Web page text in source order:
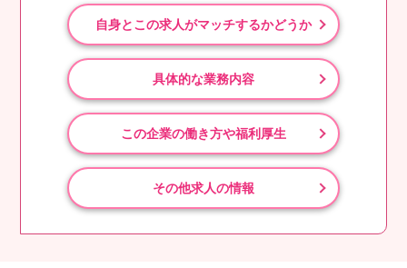
自身とこの求人がマッチするかどうか
具体的な業務内容
この企業の働き方や福利厚生
その他求人の情報